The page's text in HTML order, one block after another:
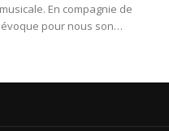
En compagnie de
pour nous son